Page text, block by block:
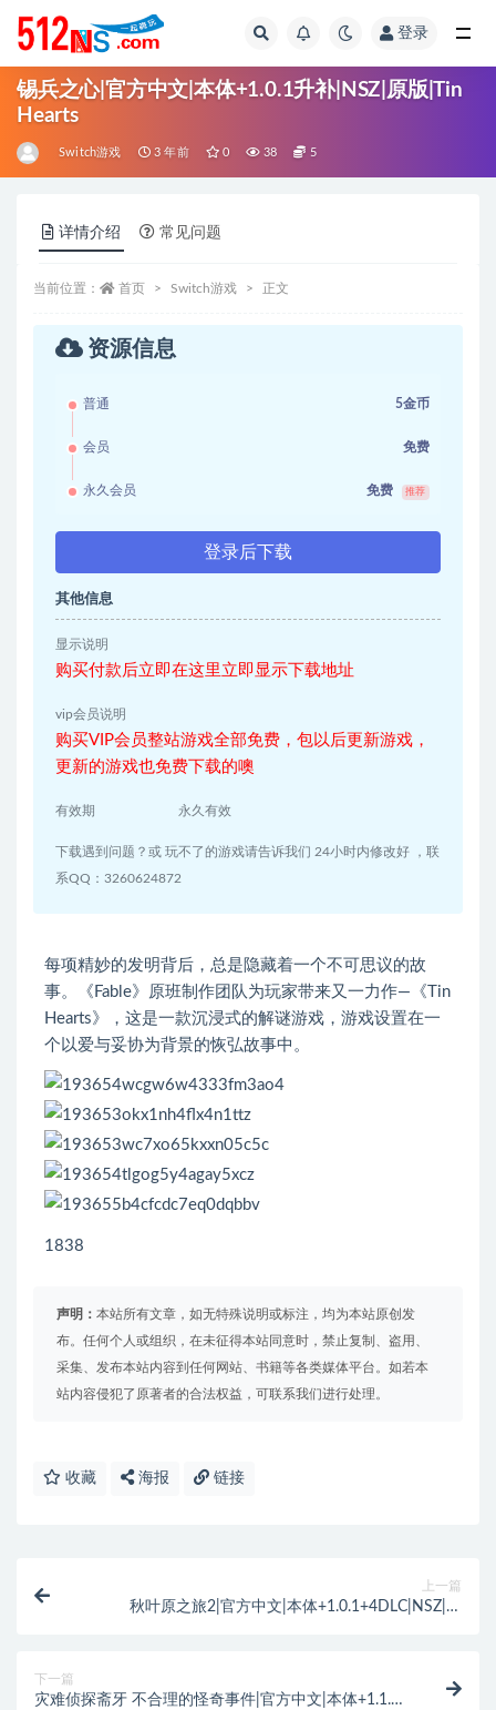
登录
锡兵之心|官方中文|本体+1.0.1升补|NSZ|原版|Tin
Hearts
Switch游戏 3 年前 0 38 5
详情介绍 常见问题
当前位置： 首页 Switch游戏 正文
资源信息
普通 5金币
会员 免费
永久会员 免费 推荐
登录后下载
其他信息
显示说明
购买付款后立即在这里立即显示下载地址
vip会员说明
购买VIP会员整站游戏全部免费，包以后更新游戏，
更新的游戏也免费下载的噢
有效期 永久有效
下载遇到问题？或 玩不了的游戏请告诉我们 24小时内修改好 ，联
系QQ：3260624872
每项精妙的发明背后，总是隐藏着一个不可思议的故
事。《Fable》原班制作团队为玩家带来又一力作—《Tin
Hearts》，这是一款沉浸式的解谜游戏，游戏设置在一
个以爱与妥协为背景的恢弘故事中。
1838
声明： 本站所有文章，如无特殊说明或标注，均为本站原创发
布。任何个人或组织，在未征得本站同意时，禁止复制、盗用、
采集、发布本站内容到任何网站、书籍等各类媒体平台。如若本
站内容侵犯了原著者的合法权益，可联系我们进行处理。
收藏 海报 链接
上一篇
秋叶原之旅2|官方中文|本体+1.0.1+4DLC|NSZ|原
下一篇
灾难侦探斋牙 不合理的怪奇事件|官方中文|本体+1.1.0